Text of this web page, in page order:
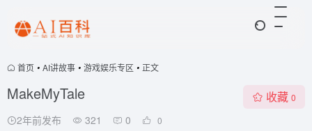
首页 • AI讲故事 • 游戏娱乐专区 • 正文
MakeMyTale
2年前发布 321 0 0
收藏 0